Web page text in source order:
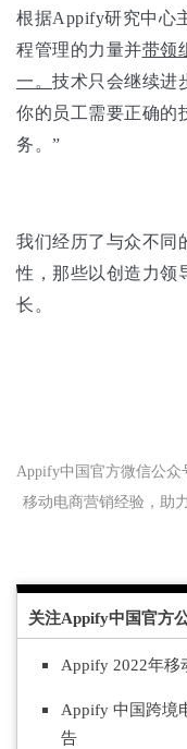
根据Appify研究中心
程管理的力量并带领
一。 技术只会继续进
你的员工需要正确的
务。”
我们经历了与众不同
性，那些以创造力领
长。
Appify中国官方微信公众
移动电商营销经验 ， 助
关注Appify中国官方
Appify 2022年移
Appify 中国跨境
告